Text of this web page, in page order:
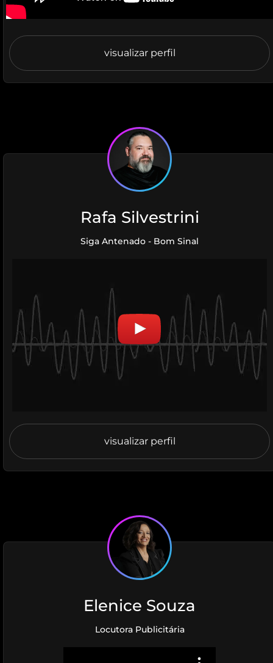
visualizar perfil
Rafa Silvestrini
Siga Antenado - Bom Sinal
visualizar perfil
Elenice Souza
Locutora Publicitária